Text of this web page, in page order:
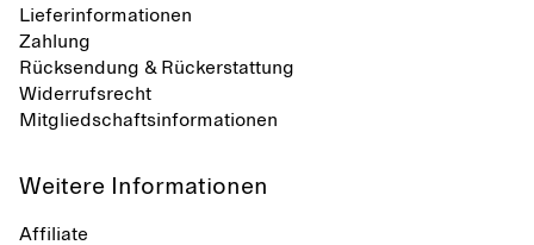
Lieferinformationen
Zahlung
Rücksendung & Rückerstattung
Widerrufsrecht
Mitgliedschaftsinformationen
Weitere Informationen
Affiliate